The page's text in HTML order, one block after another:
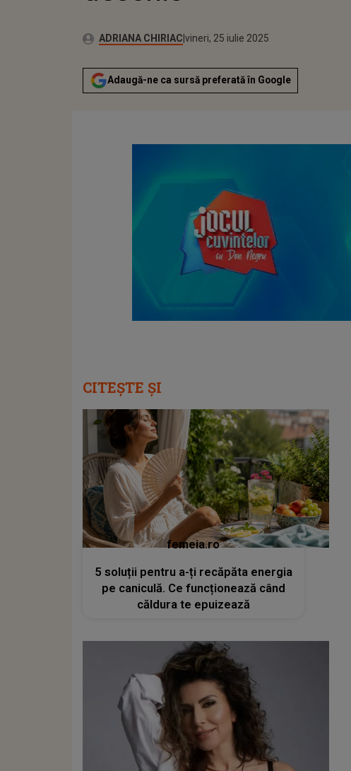
Autor:ADRIANA CHIRIACPublicat:
vineri, 25 iulie 2025
Actualizat:
vineri, 25 iulie 2025
Adaugă-ne ca sursă preferată în Google
CITEȘTE ȘI
femeia.ro
5 soluții pentru a-ți recăpăta energia
pe caniculă. Ce funcționează când
căldura te epuizează